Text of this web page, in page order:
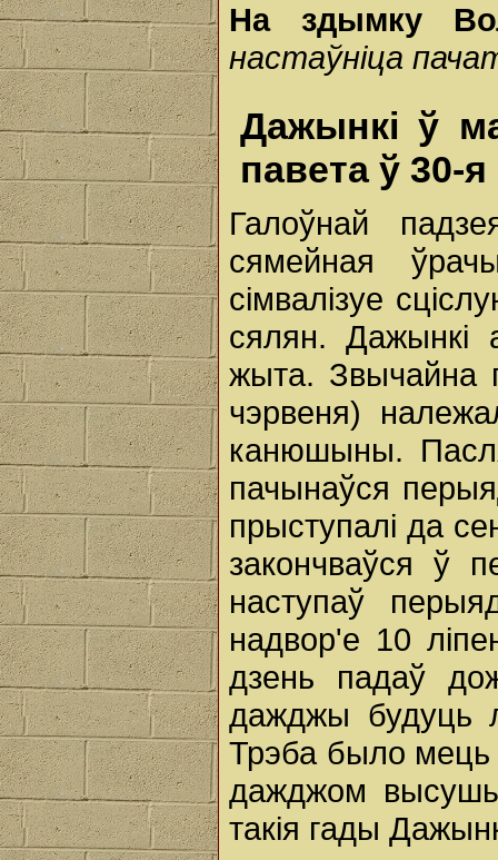
На здымку
настаўніца
Дажынкі ў
павета ў 30-
Галоўнай
сямейная
сімвалізуе
сялян. Дажынкі
жыта. Звычайна
чэрвеня)
канюшыны.
пачынаўся
прыступалі да
закончваўся ў
наступаў
надвор'е 10
дзень падаў
дажджы будуць
Трэба было мець
дажджом
такія гады